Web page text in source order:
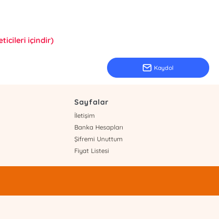
içindir)
Kaydol
Sayfalar
İletişim
Banka Hesapları
Şifremi Unuttum
Fiyat Listesi